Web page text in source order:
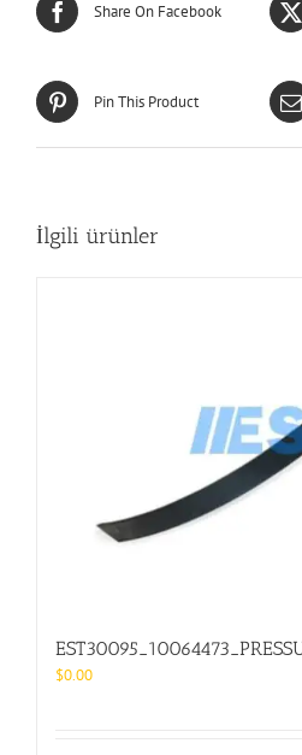
Share On Facebook
Pin This Product
İlgili ürünler
$0.00